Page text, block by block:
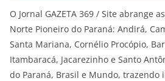
O Jornal GAZETA 369 / Site abrange
Norte Pioneiro do Paraná: Andirá,
Santa Mariana, Cornélio Procópio,
Itambaracá, Jacarezinho e Santo
do Paraná, Brasil e Mundo, trazendo